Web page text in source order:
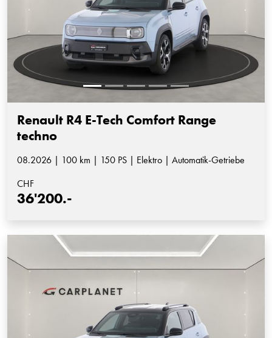
Renault R4 E-Tech Comfort Range
techno
08.2026 | 100 km | 150 PS | Elektro | Automatik-Getriebe
CHF
36'200.-